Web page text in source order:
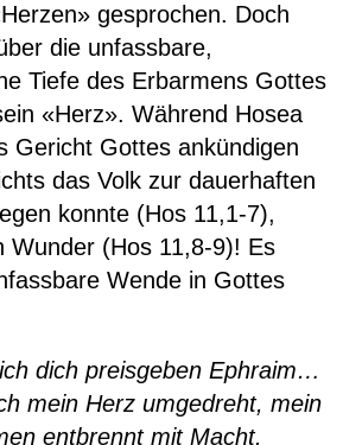
gesprochen. Doch
die unfassbare,
Tiefe des Erbarmens Gottes
«Herz». Während Hosea
Gericht Gottes ankündigen
das Volk zur dauerhaften
konnte (Hos 11,1-7),
Wunder (Hos 11,8-9)! Es
Wende in Gottes
dich preisgeben Ephraim…
mein Herz umgedreht, mein
entbrennt mit Macht.